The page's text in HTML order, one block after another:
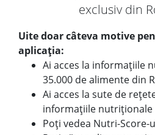
exclusiv din
Uite doar câteva motive
aplicația:
Ai acces la informațiile
35.000 de alimente din
Ai acces la sute de
informațiile nutriționale
Poți vedea Nutri-